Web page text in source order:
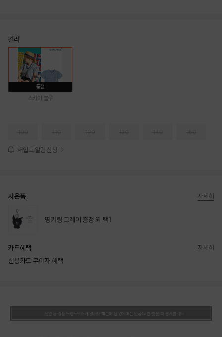
컬러
품절
스카이 블루
재입고 알림 신청
사은품
띵키링 그레이 증정 외 택1
자세히
카드혜택
신용카드 무이자 혜택
자세히